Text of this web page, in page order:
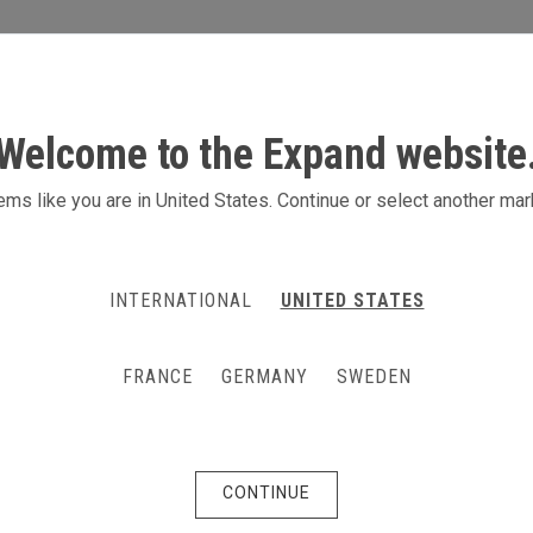
d’exposition et événementiel à la fois flexible et modulaire,
et forme adaptables : réutilisez les systèmes selon vos
durable imprimée recto-verso
to the Expand
like you are in United States. Continue or select another
INTERNATIONAL UNITED STATES
FRANCE GERMANY SWEDEN
CONTINUE